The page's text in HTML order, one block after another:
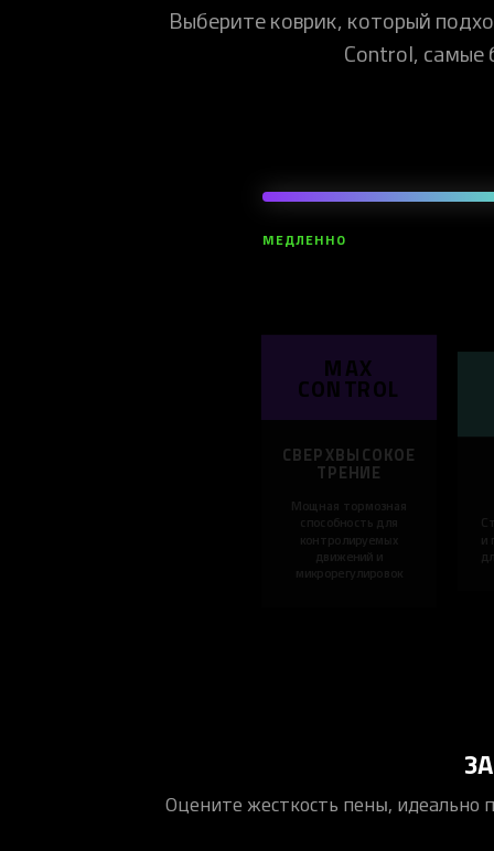
Выберите коврик, который
Control, самые
МЕДЛЕННО
MAX
CONTROL
СВЕРХВЫСОКОЕ
ТРЕНИЕ
Мощная тормозная
способность для
контролируемых
движений и
микрорегулировок
и
Оцените жесткость пены, идеально